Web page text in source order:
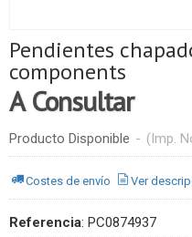
Pendientes
components
A Consultar
Producto Disponible - (Imp.
Costes de envío Ver
Referencia: PC0874937